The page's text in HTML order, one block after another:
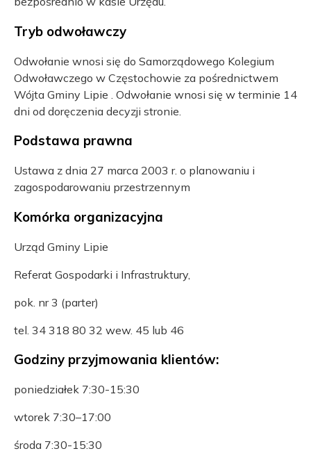
Tryb odwoławczy
Odwołanie wnosi się do Samorządowego Kolegium
Odwoławczego w Częstochowie za pośrednictwem
Wójta Gminy Lipie . Odwołanie wnosi się w terminie 14
dni od doręczenia decyzji stronie.
Podstawa prawna
Ustawa z dnia 27 marca 2003 r. o planowaniu i
zagospodarowaniu przestrzennym
Komórka organizacyjna
Urząd Gminy Lipie
Referat Gospodarki i Infrastruktury,
pok. nr 3 (parter)
tel. 34 318 80 32 wew. 45 lub 46
Godziny przyjmowania klientów:
poniedziałek 7:30-15:30
wtorek 7:30–17:00
środa 7:30-15:30